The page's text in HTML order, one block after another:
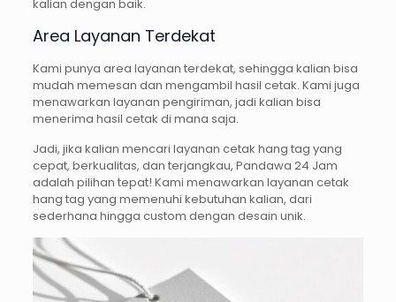
kalian dengan baik.
Area Layanan Terdekat
Kami punya area layanan terdekat, sehingga kalian bisa
mudah memesan dan mengambil hasil cetak. Kami juga
menawarkan layanan pengiriman, jadi kalian bisa
menerima hasil cetak di mana saja.
Jadi, jika kalian mencari layanan cetak hang tag yang
cepat, berkualitas, dan terjangkau, Pandawa 24 Jam
adalah pilihan tepat! Kami menawarkan layanan cetak
hang tag yang memenuhi kebutuhan kalian, dari
sederhana hingga custom dengan desain unik.